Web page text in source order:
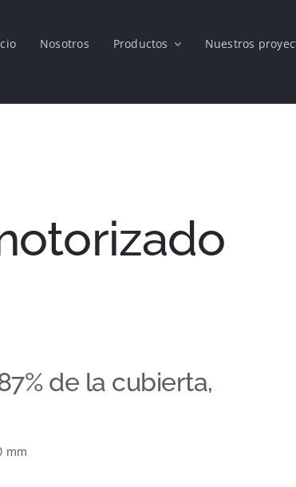
Nosotros Productos Nuestros
de la cubierta,
mm